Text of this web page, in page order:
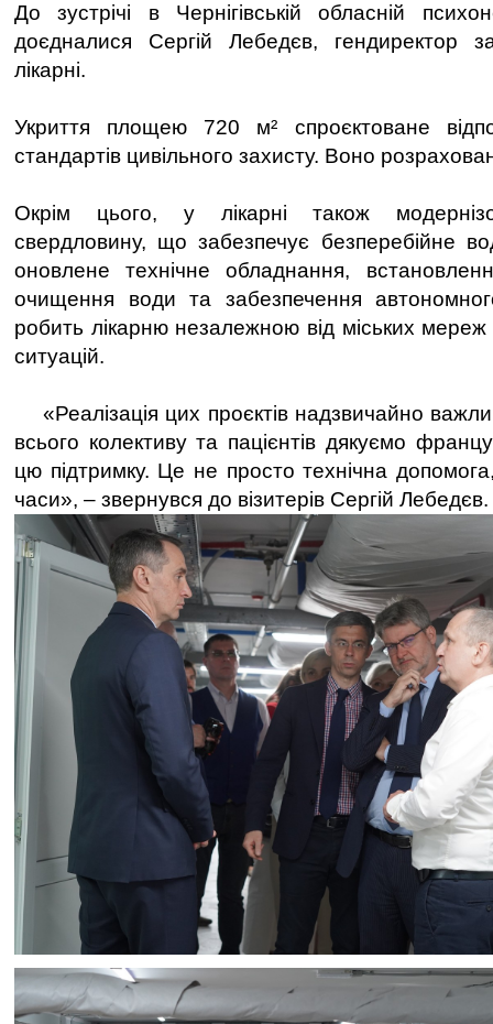
До зустрічі в Чернігівській обласній
доєдналися Сергій Лебедєв, гендиректор
лікарні.
Укриття площею 720 м² спроєктоване
стандартів цивільного захисту. Воно
Окрім цього, у лікарні також
свердловину, що забезпечує безперебійне
оновлене технічне обладнання,
очищення води та забезпечення
робить лікарню незалежною від міських мереж
ситуацій.
«Реалізація цих проєктів надзвичайно
всього колективу та пацієнтів дякуємо
цю підтримку. Це не просто технічна
часи», – звернувся до візитерів Сергій Лебедєв.